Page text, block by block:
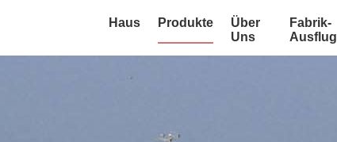
Haus Produkte
Über
Uns
Fabrik-
Ausflug